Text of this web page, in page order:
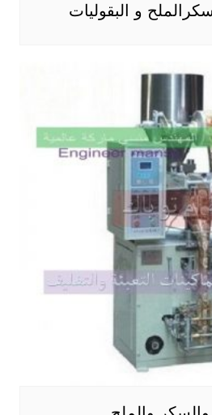
و البقوليات